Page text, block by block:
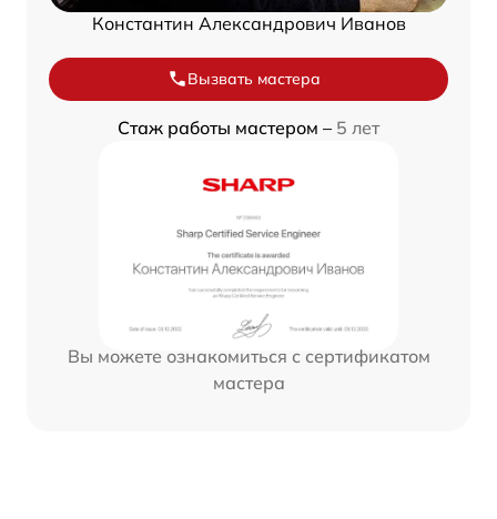
Константин Александрович Иванов
Вызвать мастера
Стаж работы мастером – 5 лет
Вы можете ознакомиться с сертификатом
мастера